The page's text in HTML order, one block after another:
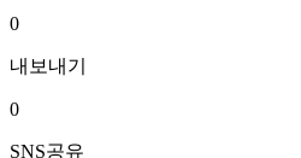
0
내보내기
0
SNS공유